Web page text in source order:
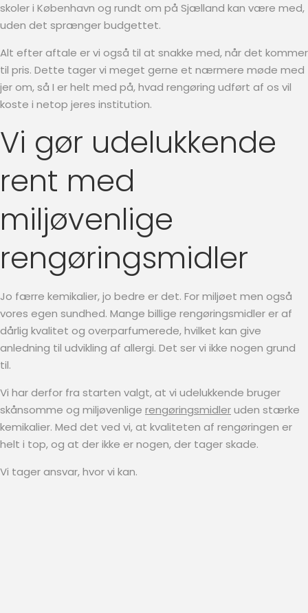
skoler i København og rundt om på Sjælland kan være med,
uden det sprænger budgettet.
Alt efter aftale er vi også til at snakke med, når det kommer
til pris. Dette tager vi meget gerne et nærmere møde med
jer om, så I er helt med på, hvad rengøring udført af os vil
koste i netop jeres institution.
Vi gør udelukkende
rent med
miljøvenlige
rengøringsmidler
Jo færre kemikalier, jo bedre er det. For miljøet men også
vores egen sundhed. Mange billige rengøringsmidler er af
dårlig kvalitet og overparfumerede, hvilket kan give
anledning til udvikling af allergi. Det ser vi ikke nogen grund
til.
Vi har derfor fra starten valgt, at vi udelukkende bruger
skånsomme og miljøvenlige rengøringsmidleruden stærke
kemikalier. Med det ved vi, at kvaliteten af rengøringen er
helt i top, og at der ikke er nogen, der tager skade.
Vi tager ansvar, hvor vi kan.